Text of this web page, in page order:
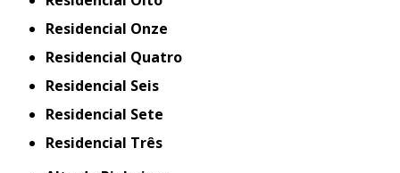
Residencial Onze
Residencial Quatro
Residencial Seis
Residencial Sete
Residencial Três